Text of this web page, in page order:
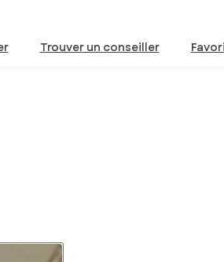
Trouver un conseiller